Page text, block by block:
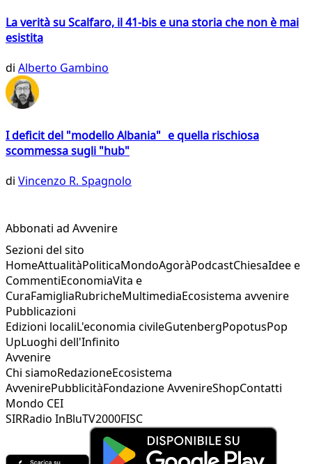
La verità su Scalfaro, il 41-bis e una storia che non è mai
esistita
di Alberto Gambino
I deficit del "modello Albania" e quella rischiosa
scommessa sugli "hub"
di Vincenzo R. Spagnolo
Abbonati ad Avvenire
Sezioni del sito
HomeAttualitàPoliticaMondoAgoràPodcastChiesaIdee e
CommentiEconomiaVita e
CuraFamigliaRubricheMultimediaEcosistema avvenire
Pubblicazioni
Edizioni localiL'economia civileGutenbergPopotusPop
UpLuoghi dell'Infinito
Avvenire
Chi siamoRedazioneEcosistema
AvvenirePubblicitàFondazione AvvenireShopContatti
Mondo CEI
SIRRadio InBluTV2000FISC